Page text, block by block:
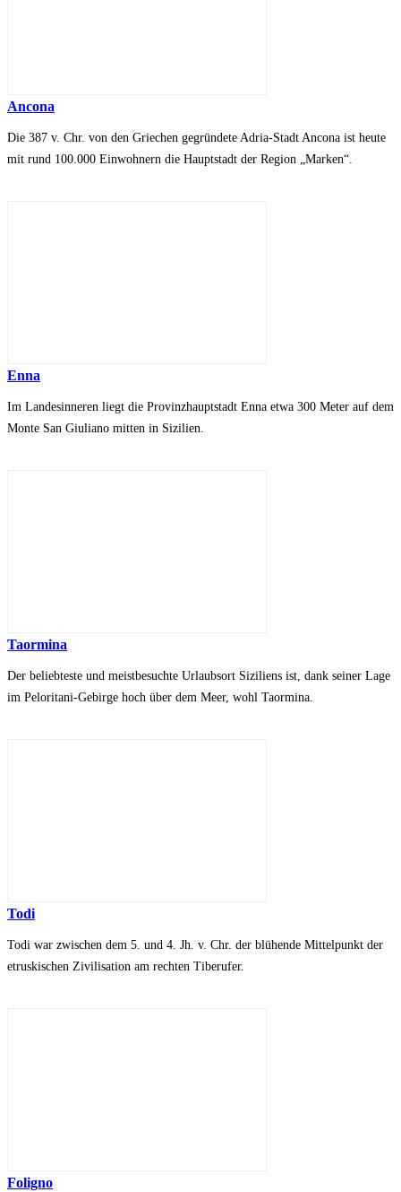
Ancona
Die 387 v. Chr. von den Griechen gegründete Adria-Stadt Ancona ist heute
mit rund 100.000 Einwohnern die Hauptstadt der Region „Marken“.
Enna
Im Landesinneren liegt die Provinzhauptstadt Enna etwa 300 Meter auf dem
Monte San Giuliano mitten in Sizilien.
Taormina
Der beliebteste und meistbesuchte Urlaubsort Siziliens ist, dank seiner Lage
im Peloritani-Gebirge hoch über dem Meer, wohl Taormina.
Todi
Todi war zwischen dem 5. und 4. Jh. v. Chr. der blühende Mittelpunkt der
etruskischen Zivilisation am rechten Tiberufer.
Foligno